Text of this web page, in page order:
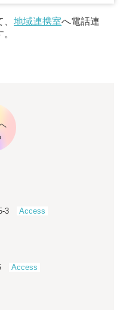
地域連携室へ電話連
3
Access
Access